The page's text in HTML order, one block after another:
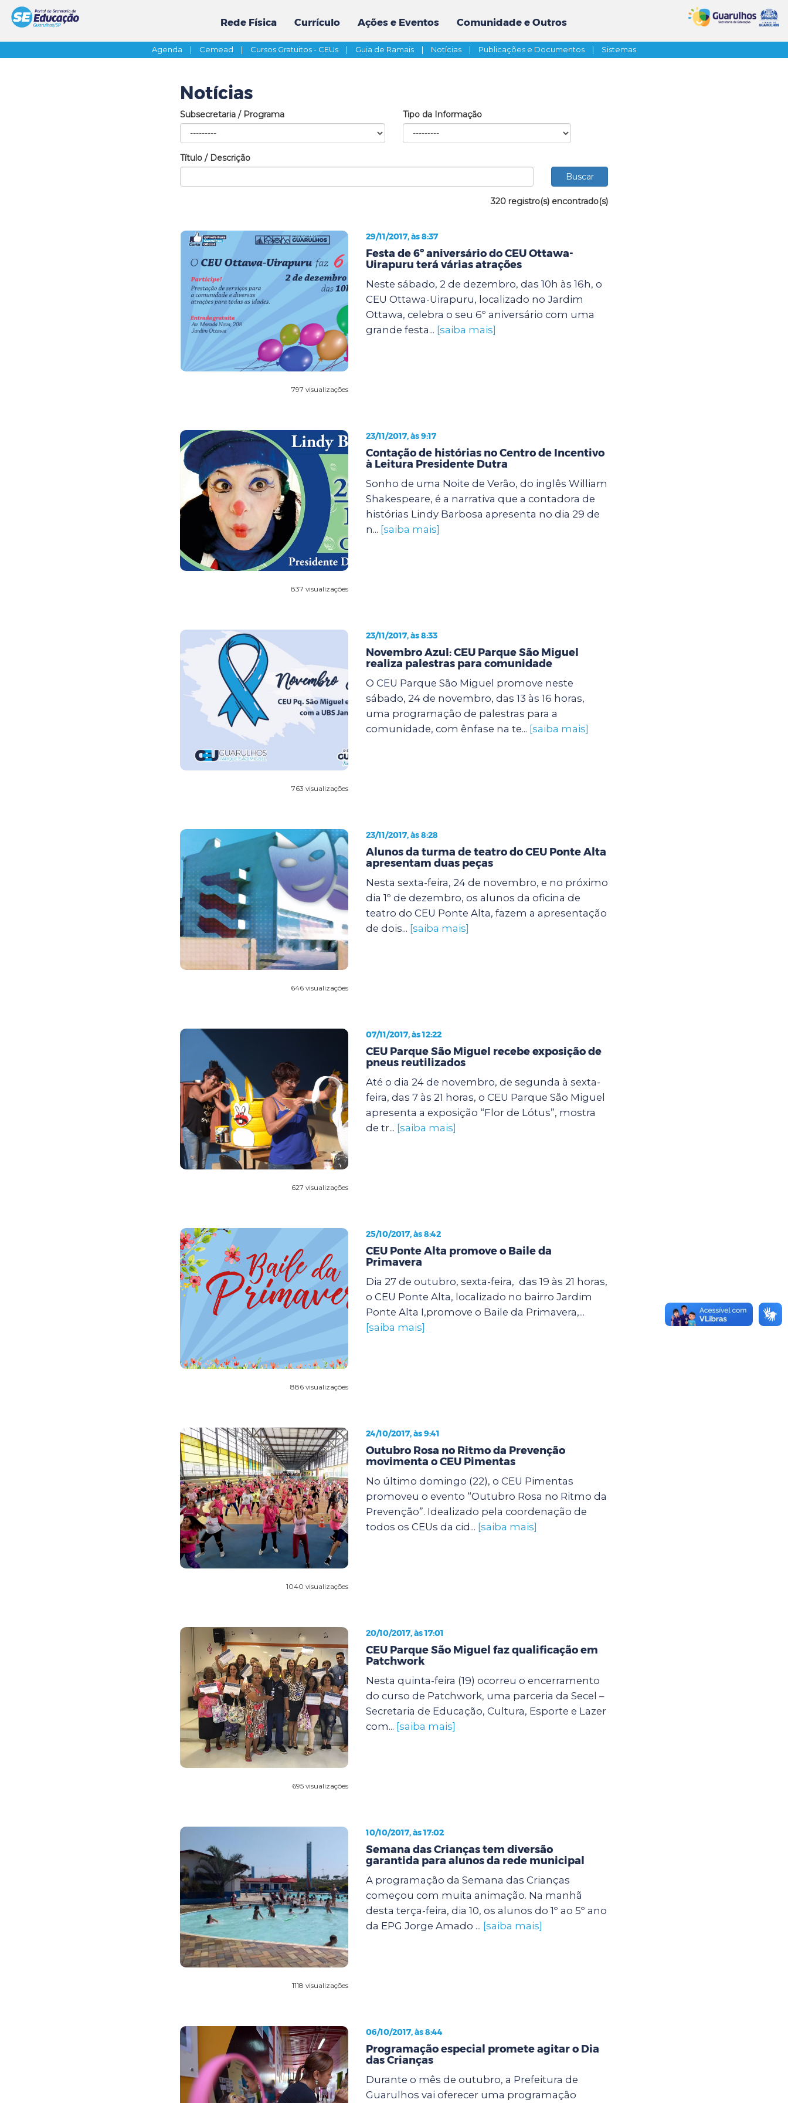
Rede Física Currículo Ações e Eventos Comunidade e Outros
Agenda | Cemead | Cursos Gratuitos - CEUs | Guia de Ramais | Notícias | Publicações e Documentos | Sistemas
Notícias
Subsecretaria / Programa Tipo da Informação
Título / Descrição
320 registro(s) encontrado(s)
797 visualizações
29/11/2017, às 8:37
Festa de 6º aniversário do CEU Ottawa-
Uirapuru terá várias atrações
Neste sábado, 2 de dezembro, das 10h às 16h, o
CEU Ottawa-Uirapuru, localizado no Jardim
Ottawa, celebra o seu 6º aniversário com uma
grande festa... [saiba mais]
837 visualizações
23/11/2017, às 9:17
Contação de histórias no Centro de Incentivo
à Leitura Presidente Dutra
Sonho de uma Noite de Verão, do inglês William
Shakespeare, é a narrativa que a contadora de
histórias Lindy Barbosa apresenta no dia 29 de
n... [saiba mais]
763 visualizações
23/11/2017, às 8:33
Novembro Azul: CEU Parque São Miguel
realiza palestras para comunidade
O CEU Parque São Miguel promove neste
sábado, 24 de novembro, das 13 às 16 horas,
uma programação de palestras para a
comunidade, com ênfase na te... [saiba mais]
646 visualizações
23/11/2017, às 8:28
Alunos da turma de teatro do CEU Ponte Alta
apresentam duas peças
Nesta sexta-feira, 24 de novembro, e no próximo
dia 1º de dezembro, os alunos da oficina de
teatro do CEU Ponte Alta, fazem a apresentação
de dois... [saiba mais]
627 visualizações
07/11/2017, às 12:22
CEU Parque São Miguel recebe exposição de
pneus reutilizados
Até o dia 24 de novembro, de segunda à sexta-
feira, das 7 às 21 horas, o CEU Parque São Miguel
apresenta a exposição “Flor de Lótus”, mostra
de tr... [saiba mais]
886 visualizações
25/10/2017, às 8:42
CEU Ponte Alta promove o Baile da
Primavera
Dia 27 de outubro, sexta-feira, das 19 às 21 horas,
o CEU Ponte Alta, localizado no bairro Jardim
Ponte Alta I,promove o Baile da Primavera,...
[saiba mais]
1040 visualizações
24/10/2017, às 9:41
Outubro Rosa no Ritmo da Prevenção
movimenta o CEU Pimentas
No último domingo (22), o CEU Pimentas
promoveu o evento “Outubro Rosa no Ritmo da
Prevenção”. Idealizado pela coordenação de
todos os CEUs da cid... [saiba mais]
695 visualizações
20/10/2017, às 17:01
CEU Parque São Miguel faz qualificação em
Patchwork
Nesta quinta-feira (19) ocorreu o encerramento
do curso de Patchwork, uma parceria da Secel –
Secretaria de Educação, Cultura, Esporte e Lazer
com... [saiba mais]
1118 visualizações
10/10/2017, às 17:02
Semana das Crianças tem diversão
garantida para alunos da rede municipal
A programação da Semana das Crianças
começou com muita animação. Na manhã
desta terça-feira, dia 10, os alunos do 1º ao 5º ano
da EPG Jorge Amado ... [saiba mais]
06/10/2017, às 8:44
Programação especial promete agitar o Dia
das Crianças
Durante o mês de outubro, a Prefeitura de
Guarulhos vai oferecer uma programação